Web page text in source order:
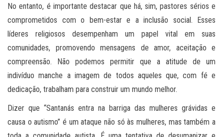
No entanto, é importante destacar que há, sim, pastores sérios e
comprometidos com o bem-estar e a inclusão social. Esses
líderes religiosos desempenham um papel vital em suas
comunidades, promovendo mensagens de amor, aceitação e
compreensão. Não podemos permitir que a atitude de um
indivíduo manche a imagem de todos aqueles que, com fé e
dedicação, trabalham para construir um mundo melhor.
Dizer que “Santanás entra na barriga das mulheres grávidas e
causa o autismo” é um ataque não só às mulheres, mas também a